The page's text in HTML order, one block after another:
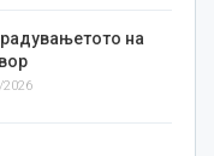
на
2026